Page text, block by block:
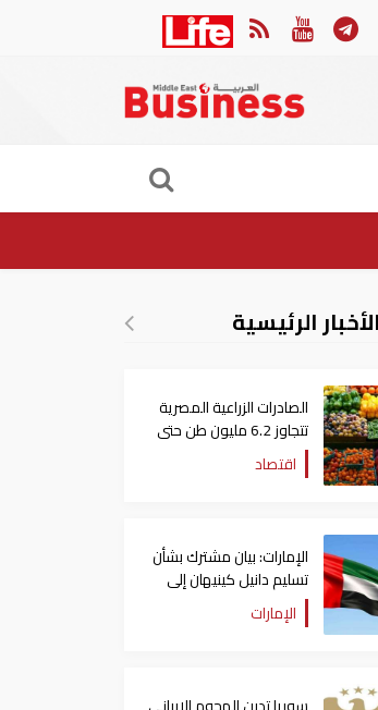
ناقلة "أدنوك" في مضيق هرمز
الأخبار الرئيسية
الصادرات الزراعية المصرية
تتجاوز 6.2 مليون طن حتى
الآناقتصاد
الإمارات: بيان مشترك بشأن
تسليم دانيل كينيهان إلى
السلطات الإيرلندية
الإمارات